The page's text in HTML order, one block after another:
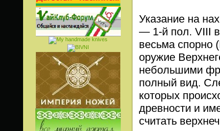
Указание на
— 1-й пол. VIII
весьма спорно
оружие
небольшими
полный вид.
которых
древности и
считать